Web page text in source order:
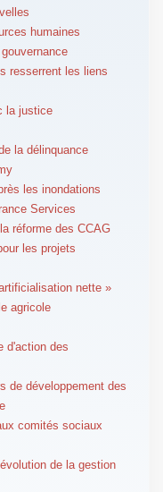
humaines
resserrent les liens
la justice
la délinquance
les inondations
Services
réforme des CCAG
les projets
nette »
agricole
d'action des
de développement des
comités sociaux
de la gestion